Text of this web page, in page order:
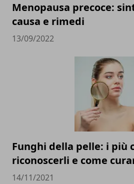
Menopausa precoce:
causa e rimedi
13/09/2022
Funghi della pelle: i più
riconoscerli e come
14/11/2021